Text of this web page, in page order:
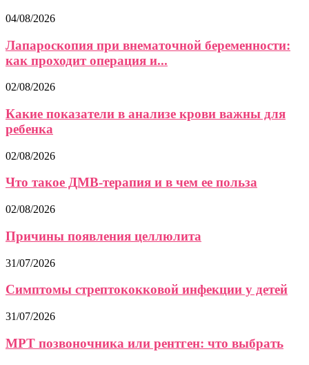
04/08/2026
Лапароскопия при внематочной беременности:
как проходит операция и...
02/08/2026
Какие показатели в анализе крови важны для
ребенка
02/08/2026
Что такое ДМВ-терапия и в чем ее польза
02/08/2026
Причины появления целлюлита
31/07/2026
Симптомы стрептококковой инфекции у детей
31/07/2026
МРТ позвоночника или рентген: что выбрать